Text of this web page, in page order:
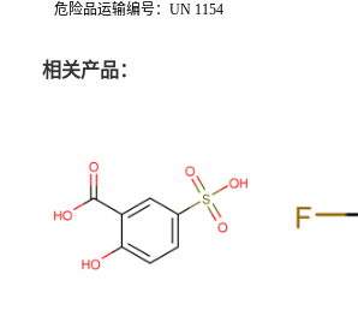
危险品运输编号：UN 1154
相关产品：